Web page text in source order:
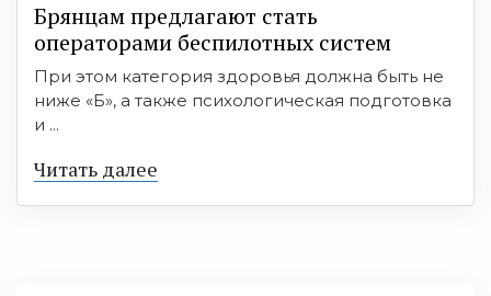
Брянцам предлагают стать
оперaторами бeспилотных систeм
При этом категория здоровья должна быть не
ниже «Б», а также психологическая подготовка
и ...
Читать далее